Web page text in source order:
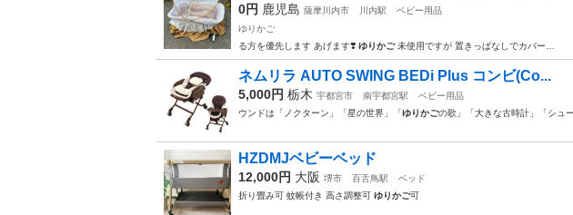
0円 鹿児島 薩摩川内市 川内駅
ベビー用品
ゆりかご
る方を優先します あげます❣️ ゆりかご未使用ですが 置きっぱなしでカバー…
ネムリラ AUTO SWING BEDi Plus コンビ(Co...
5,000円 栃木 宇都宮市 南宇都宮駅
ベビー用品
ウンドは「ノクターン」「星の世界」「ゆりかごの歌」「大きな古時計」「シュ
HZDMJベビーベッド
12,000円 大阪 堺市 百舌鳥駅
ベッド
折り畳み可 蚊帳付き 高さ調整可 ゆりかご可